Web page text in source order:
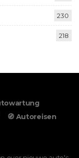
230
218
🧭 Autoreisen